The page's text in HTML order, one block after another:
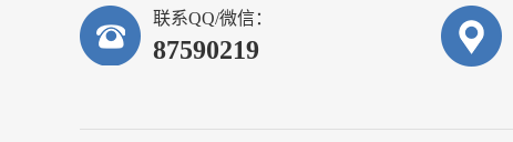
联系QQ/微信：
87590219